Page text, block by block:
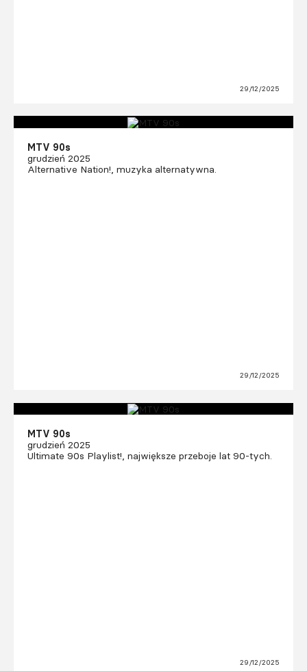
29/12/2025
MTV 90s
grudzień 2025
Alternative Nation!, muzyka alternatywna.
29/12/2025
MTV 90s
grudzień 2025
Ultimate 90s Playlist!, największe przeboje lat 90-tych.
29/12/2025